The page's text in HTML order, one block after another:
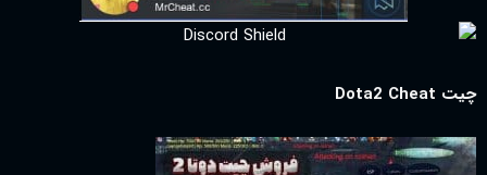
چیت Dota2 Cheat